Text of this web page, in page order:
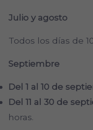
Julio y agosto
Todos los días de
Septiembre
Del 1 al 10 de
Del 11 al 30 de
horas.